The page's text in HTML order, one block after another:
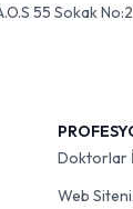
55 Sokak
Doktorlar
Web